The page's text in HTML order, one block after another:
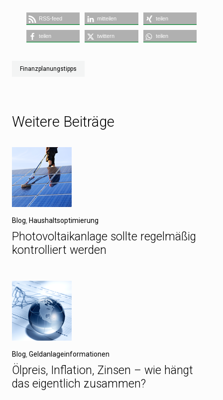
RSS-feed mitteilen teilen
teilen twittern teilen
Finanzplanungstipps
Weitere Beiträge
Blog Haushaltsoptimierung
Photovoltaikanlage sollte regelmäßig
kontrolliert werden
Blog Geldanlageinformationen
Ölpreis, Inflation, Zinsen – wie hängt
das eigentlich zusammen?